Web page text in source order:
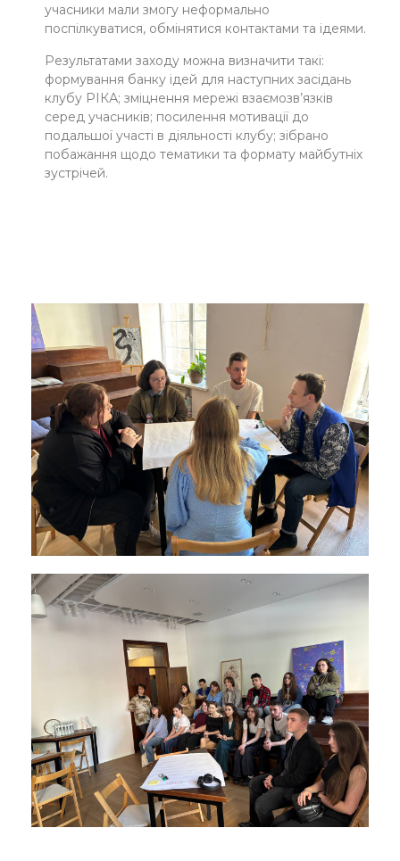
учасники мали змогу неформально
поспілкуватися, обмінятися контактами та ідеями.
Результатами заходу можна визначити такі:
формування банку ідей для наступних засідань
клубу РІКА; зміцнення мережі взаємозв’язків
серед учасників; посилення мотивації до
подальшої участі в діяльності клубу; зібрано
побажання щодо тематики та формату майбутніх
зустрічей.